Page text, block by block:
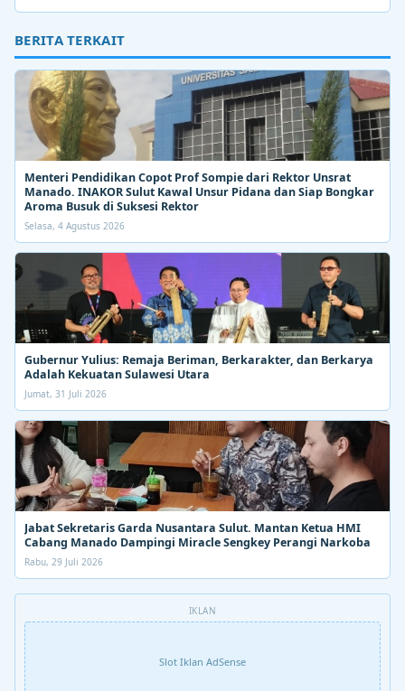
BERITA TERKAIT
Menteri Pendidikan Copot Prof Sompie dari Rektor Unsrat
Manado. INAKOR Sulut Kawal Unsur Pidana dan Siap Bongkar
Aroma Busuk di Suksesi Rektor
Selasa, 4 Agustus 2026
Gubernur Yulius: Remaja Beriman, Berkarakter, dan Berkarya
Adalah Kekuatan Sulawesi Utara
Jumat, 31 Juli 2026
Jabat Sekretaris Garda Nusantara Sulut. Mantan Ketua HMI
Cabang Manado Dampingi Miracle Sengkey Perangi Narkoba
Rabu, 29 Juli 2026
IKLAN
Slot Iklan AdSense